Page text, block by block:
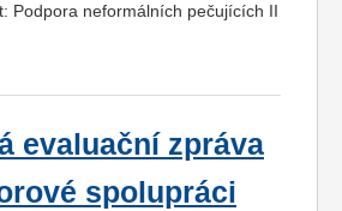
Podpora neformálních pečujících II
evaluační zpráva
spolupráci